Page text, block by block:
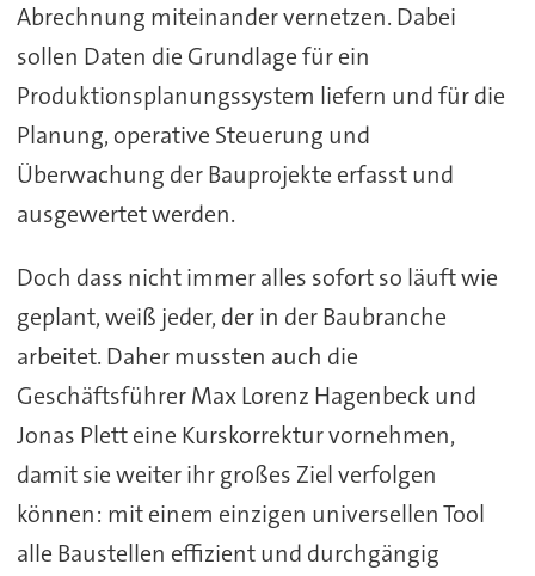
Abrechnung miteinander vernetzen. Dabei
sollen Daten die Grundlage für ein
Produktionsplanungssystem liefern und für die
Planung, operative Steuerung und
Überwachung der Bauprojekte erfasst und
ausgewertet werden.
Doch dass nicht immer alles sofort so läuft wie
geplant, weiß jeder, der in der Baubranche
arbeitet. Daher mussten auch die
Geschäftsführer Max Lorenz Hagenbeck und
Jonas Plett eine Kurskorrektur vornehmen,
damit sie weiter ihr großes Ziel verfolgen
können: mit einem einzigen universellen Tool
alle Baustellen effizient und durchgängig